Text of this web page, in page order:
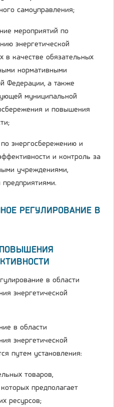
самоуправления;
мероприятий по
энергетической
в качестве обязательных
нормативными
Федерации, а также
муниципальной
и повышения
энергосбережению и
и контроль за
учреждениями,
РЕГУЛИРОВАНИЕ В
в области
энергетической
в области
энергетической
путем установления:
товаров,
предполагает
ресурсов;